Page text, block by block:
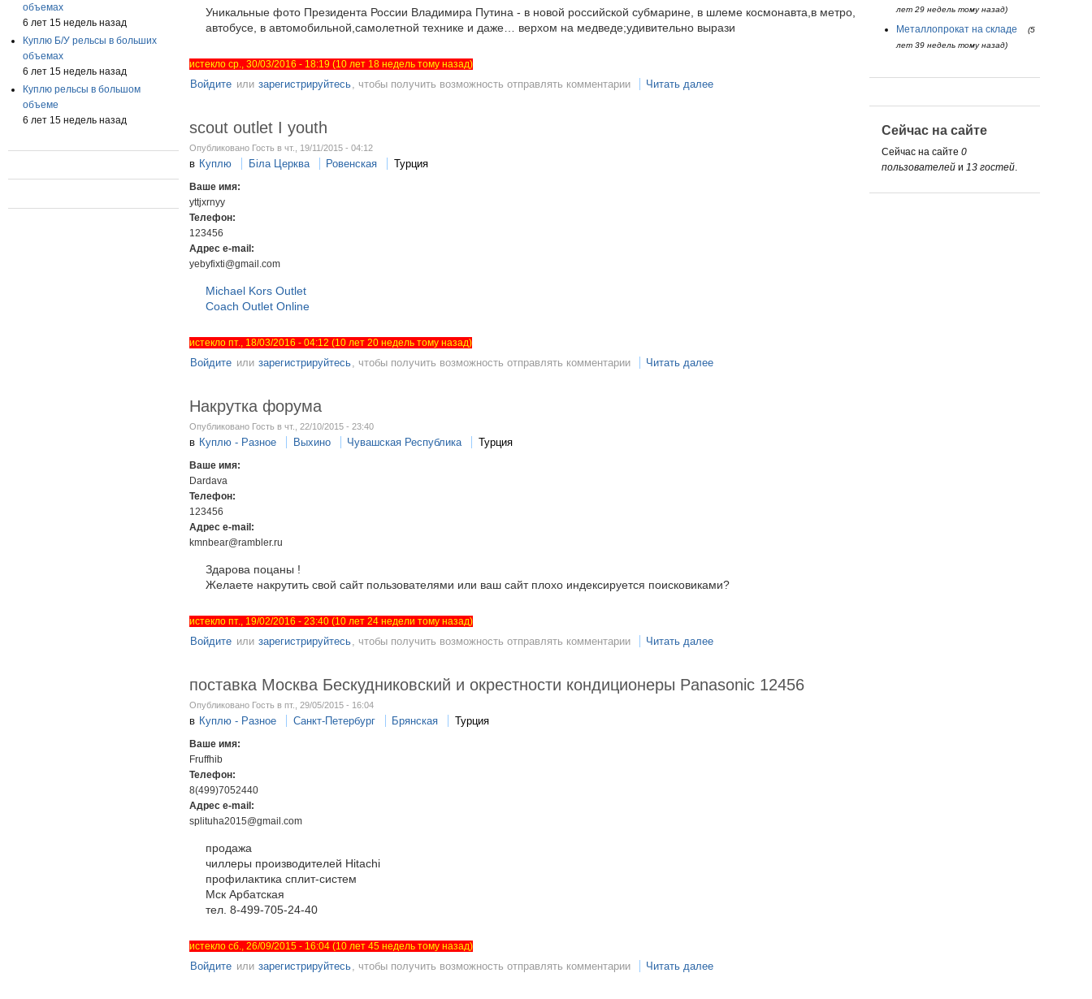
объемах
6 лет 15 недель назад
Куплю Б/У рельсы в больших
объемах
6 лет 15 недель назад
Куплю рельсы в большом
объеме
6 лет 15 недель назад
Уникальные фото Президента России Владимира Путина - в новой российской субмарине, в шлеме космонавта,в метро,
автобусе, в автомобильной,самолетной технике и даже… верхом на медведе;удивительно вырази
истекло ср., 30/03/2016 - 18:19 (10 лет 18 недель тому назад)
Войдите или зарегистрируйтесь , чтобы получить возможность отправлять комментарии Читать далее
scout outlet I youth
Опубликовано Гость в чт., 19/11/2015 - 04:12
в Куплю Біла Церква Ровенская Турция
Ваше имя:
yttjxrnyy
Телефон:
123456
Адрес e-mail:
yebyfixti@gmail.com
Michael Kors Outlet
Coach Outlet Online
истекло пт., 18/03/2016 - 04:12 (10 лет 20 недель тому назад)
Войдите или зарегистрируйтесь, чтобы получить возможность отправлять комментарии Читать далее
Накрутка форума
Опубликовано Гость в чт., 22/10/2015 - 23:40
в Куплю - Разное Выхино Чувашская Республика Турция
Ваше имя:
Dardava
Телефон:
123456
Адрес e-mail:
kmnbear@rambler.ru
Здарова поцаны !
Желаете накрутить свой сайт пользователями или ваш сайт плохо индексируется поисковиками?
истекло пт., 19/02/2016 - 23:40 (10 лет 24 недели тому назад)
Войдите или зарегистрируйтесь, чтобы получить возможность отправлять комментарии Читать далее
поставка Москва Бескудниковский и окрестности кондиционеры Panasonic 12456
Опубликовано Гость в пт., 29/05/2015 - 16:04
в Куплю - Разное Санкт-Петербург Брянская Турция
Ваше имя:
Fruffhib
Телефон:
8(499)7052440
Адрес e-mail:
splituha2015@gmail.com
продажа
чиллеры производителей Hitachi
профилактика сплит-систем
Мск Арбатская
тел. 8-499-705-24-40
истекло сб., 26/09/2015 - 16:04 (10 лет 45 недель тому назад)
Войдите или зарегистрируйтесь, чтобы получить возможность отправлять комментарии Читать далее
лет 29 недель тому назад)
Металлопрокат на складе
(5
лет 39 недель тому назад)
Сейчас на сайте
Сейчас на сайте 0
пользователей и 13 гостей